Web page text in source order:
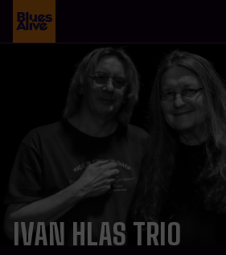
IVAN HLAS TRIO